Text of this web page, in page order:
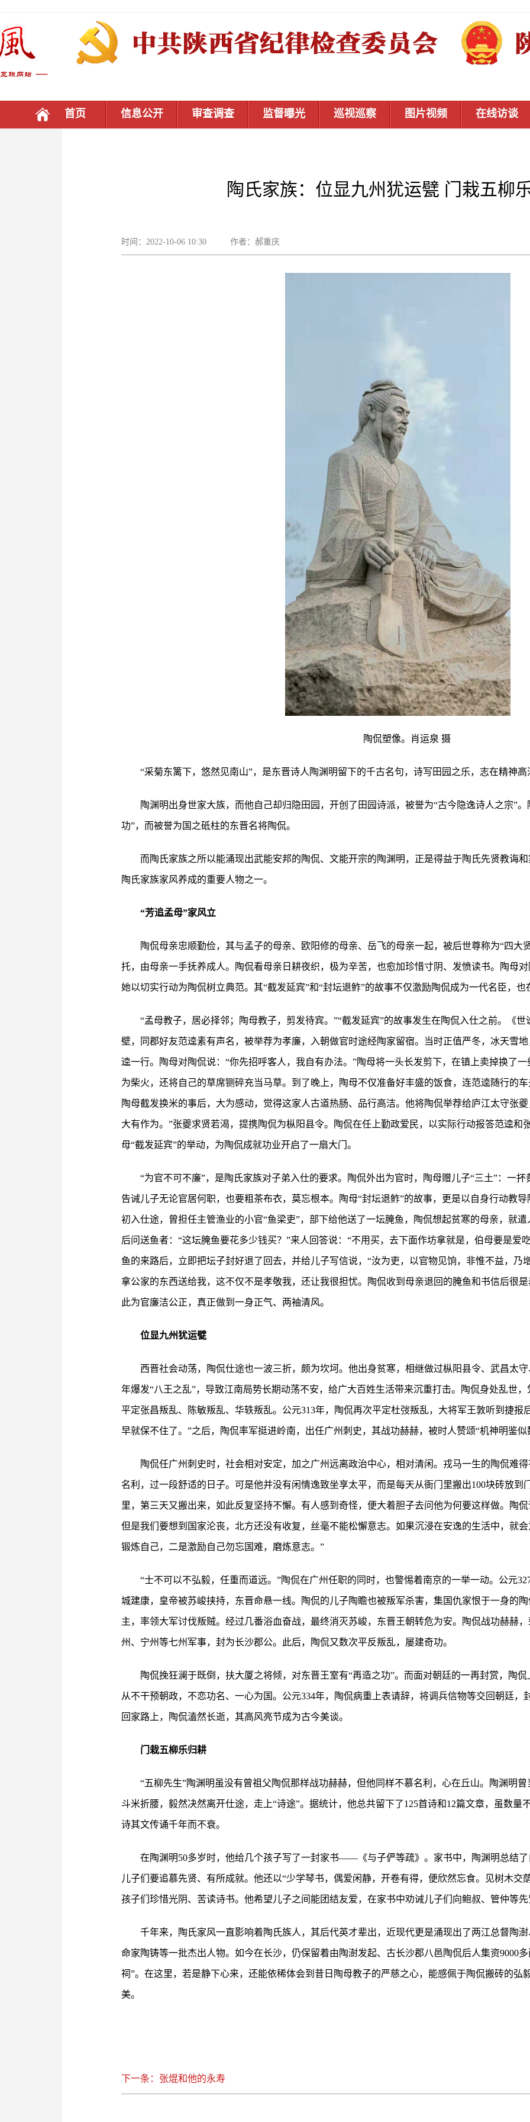
首页 信息公开 审查调查 监督曝光 巡视巡察 图片视频 在线访谈
陶氏家族：位显九州犹运甓 门栽五柳
时间：2022-10-06 10:30 作者：郝重庆
陶侃塑像。肖运泉 摄
“采菊东篱下，悠然见南山”，是东晋诗人陶渊明留下的千古名句，诗写田园之乐，志在精神高
陶渊明出身世家大族，而他自己却归隐田园，开创了田园诗派，被誉为“古今隐逸诗人之宗”
功”，而被誉为国之砥柱的东晋名将陶侃。
而陶氏家族之所以能涌现出武能安邦的陶侃、文能开宗的陶渊明，正是得益于陶氏先贤教诲
陶氏家族家风养成的重要人物之一。
“芳追孟母”家风立
陶侃母亲忠顺勤俭，其与孟子的母亲、欧阳修的母亲、岳飞的母亲一起，被后世尊称为“四大
托，由母亲一手抚养成人。陶侃看母亲日耕夜织，极为辛苦，也愈加珍惜寸阴、发愤读书。陶母
她以切实行动为陶侃树立典范。其“截发延宾”和“封坛退鲊”的故事不仅激励陶侃成为一代名臣，也
“孟母教子，居必择邻；陶母教子，剪发待宾。”“截发延宾”的故事发生在陶侃入仕之前。《
壁，同郡好友范逵素有声名，被举荐为孝廉，入朝做官时途经陶家留宿。当时正值严冬，冰天雪
逵一行。陶母对陶侃说：“你先招呼客人，我自有办法。”陶母将一头长发剪下，在镇上卖掉换了
为柴火，还将自己的草席铡碎充当马草。到了晚上，陶母不仅准备好丰盛的饭食，连范逵随行的
陶母截发换米的事后，大为感动，觉得这家人古道热肠、品行高洁。他将陶侃举荐给庐江太守张
大有作为。”张夔求贤若渴，提携陶侃为枞阳县令。陶侃在任上勤政爱民，以实际行动报答范逵和
母“截发延宾”的举动，为陶侃成就功业开启了一扇大门。
“为官不可不廉”，是陶氏家族对子弟入仕的要求。陶侃外出为官时，陶母赠儿子“三土”：一
告诫儿子无论官居何职，也要粗茶布衣，莫忘根本。陶母“封坛退鲊”的故事，更是以自身行动教
初入仕途，曾担任主管渔业的小官“鱼梁吏”，部下给他送了一坛腌鱼，陶侃想起贫寒的母亲，就
后问送鱼者：“这坛腌鱼要花多少钱买？”来人回答说：“不用买，去下面作坊拿就是，伯母要是爱
鱼的来路后，立即把坛子封好退了回去，并给儿子写信说，“汝为吏，以官物见饷，非惟不益，乃
拿公家的东西送给我，这不仅不是孝敬我，还让我很担忧。陶侃收到母亲退回的腌鱼和书信后很
此为官廉洁公正，真正做到一身正气、两袖清风。
位显九州犹运甓
西晋社会动荡，陶侃仕途也一波三折，颇为坎坷。他出身贫寒，相继做过枞阳县令、武昌太
年爆发“八王之乱”，导致江南局势长期动荡不安，给广大百姓生活带来沉重打击。陶侃身处乱世
平定张昌叛乱、陈敏叛乱、华轶叛乱。公元313年，陶侃再次平定杜弢叛乱，大将军王敦听到捷报
早就保不住了。”之后，陶侃率军挺进岭南，出任广州刺史，其战功赫赫，被时人赞颂“机神明鉴
陶侃任广州刺史时，社会相对安定，加之广州远离政治中心，相对清闲。戎马一生的陶侃难
名利，过一段舒适的日子。可是他并没有闲情逸致坐享太平，而是每天从衙门里搬出100块砖放到
里，第三天又搬出来，如此反复坚持不懈。有人感到奇怪，便大着胆子去问他为何要这样做。陶
但是我们要想到国家沦丧，北方还没有收复，丝毫不能松懈意志。如果沉浸在安逸的生活中，就
锻炼自己，二是激励自己勿忘国难，磨炼意志。”
“士不可以不弘毅，任重而道远。”陶侃在广州任职的同时，也警惕着南京的一举一动。公元
城建康，皇帝被苏峻挟持，东晋命悬一线。陶侃的儿子陶瞻也被叛军杀害，集国仇家恨于一身的
主，率领大军讨伐叛贼。经过几番浴血奋战，最终消灭苏峻，东晋王朝转危为安。陶侃战功赫赫
州、宁州等七州军事，封为长沙郡公。此后，陶侃又数次平反叛乱，屡建奇功。
陶侃挽狂澜于既倒，扶大厦之将倾，对东晋王室有“再造之功”。而面对朝廷的一再封赏，陶
从不干预朝政，不恋功名、一心为国。公元334年，陶侃病重上表请辞，将调兵信物等交回朝廷，
回家路上，陶侃溘然长逝，其高风亮节成为古今美谈。
门栽五柳乐归耕
“五柳先生”陶渊明虽没有曾祖父陶侃那样战功赫赫，但他同样不慕名利，心在丘山。陶渊明
斗米折腰，毅然决然离开仕途，走上“诗途”。据统计，他总共留下了125首诗和12篇文章，虽数量
诗其文传诵千年而不衰。
在陶渊明50多岁时，他给几个孩子写了一封家书——《与子俨等疏》。家书中，陶渊明总结
儿子们要追慕先贤、有所成就。他还以“少学琴书，偶爱闲静，开卷有得，便欣然忘食。见树木交
孩子们珍惜光阴、苦读诗书。他希望儿子之间能团结友爱，在家书中劝诫儿子们向鲍叔、管仲等
千年来，陶氏家风一直影响着陶氏族人，其后代英才辈出，近现代更是涌现出了两江总督陶
命家陶铸等一批杰出人物。如今在长沙，仍保留着由陶澍发起、古长沙郡八邑陶侃后人集资9000
祠”。在这里，若是静下心来，还能依稀体会到昔日陶母教子的严慈之心，能感佩于陶侃搬砖的弘
美。
下一条：张焜和他的永寿